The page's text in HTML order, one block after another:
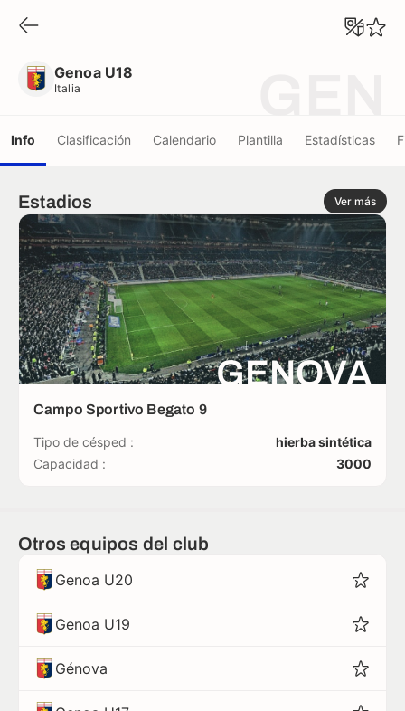
Genoa U18
Italia
Info Clasificación Calendario Plantilla Estadísticas
Estadios Ver más
GENOVA
Campo Sportivo Begato 9
Tipo de césped :
hierba sintética
Capacidad :
3000
Otros equipos del club
Genoa U20
Genoa U19
Génova